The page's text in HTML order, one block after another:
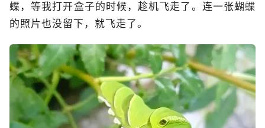
蝶，等我打开盒子的时候，趁机飞走了。连一张蝴蝶
的照片也没留下，就飞走了。